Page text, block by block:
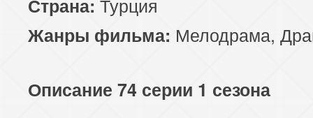
Страна:
Жанры фильма: Мелодрама,
Описание 74 серии 1 сезона